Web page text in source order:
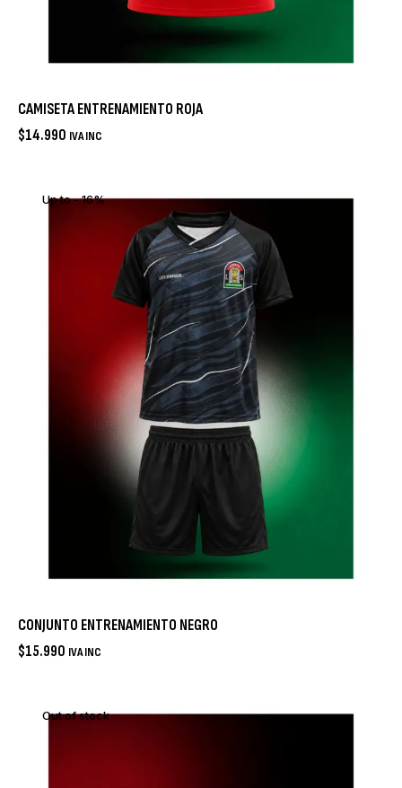
CAMISETA ENTRENAMIENTO ROJA
$14.990 IVA INC
Up to- 16%
CONJUNTO ENTRENAMIENTO NEGRO
$15.990 IVA INC
Out of stock